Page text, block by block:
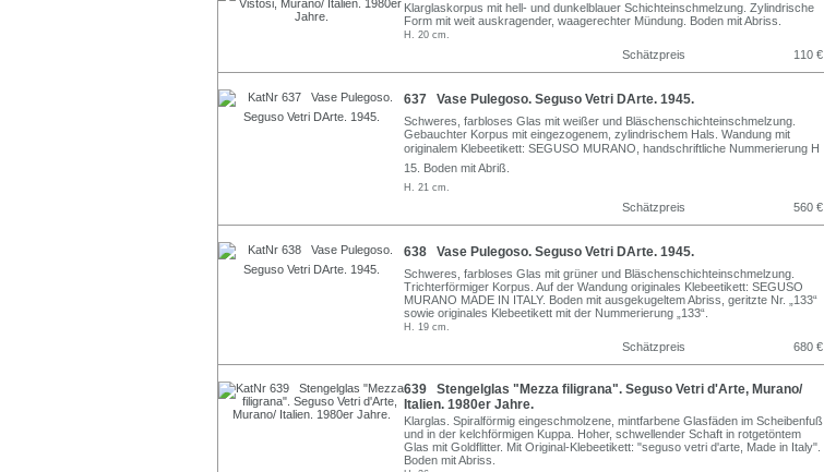
Klarglaskorpus mit hell- und dunkelblauer Schichteinschmelzung. Zylindrische
Form mit weit auskragender, waagerechter Mündung. Boden mit Abriss.
H. 20 cm.
Schätzpreis 110 €
637 Vase Pulegoso. Seguso Vetri DArte. 1945.
Schweres, farbloses Glas mit weißer und Bläschenschichteinschmelzung.
Gebauchter Korpus mit eingezogenem, zylindrischem Hals. Wandung mit
originalem Klebeetikett: SEGUSO MURANO, handschriftliche Nummerierung H
15. Boden mit Abriß.
H. 21 cm.
Schätzpreis 560 €
638 Vase Pulegoso. Seguso Vetri DArte. 1945.
Schweres, farbloses Glas mit grüner und Bläschenschichteinschmelzung.
Trichterförmiger Korpus. Auf der Wandung originales Klebeetikett: SEGUSO
MURANO MADE IN ITALY. Boden mit ausgekugeltem Abriss, geritzte Nr. „133“
sowie originales Klebeetikett mit der Nummerierung „133“.
H. 19 cm.
Schätzpreis 680 €
639 Stengelglas "Mezza filigrana". Seguso Vetri d'Arte, Murano/
Italien. 1980er Jahre.
Klarglas. Spiralförmig eingeschmolzene, mintfarbene Glasfäden im Scheibenfuß
und in der kelchförmigen Kuppa. Hoher, schwellender Schaft in rotgetöntem
Glas mit Goldflitter. Mit Original-Klebeetikett: "seguso vetri d'arte, Made in Italy".
Boden mit Abriss.